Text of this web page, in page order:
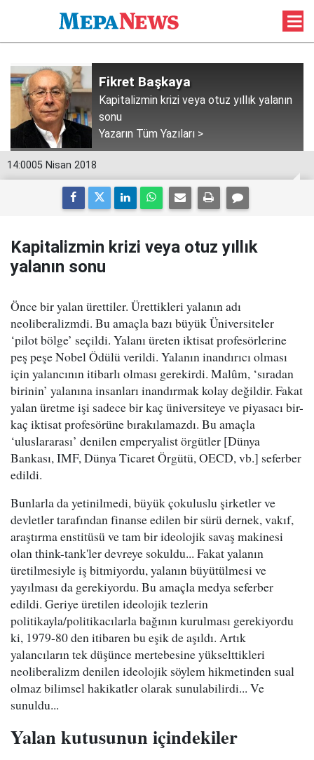
Fikret Başkaya
Kapitalizmin krizi veya otuz yıllık yalanın
sonu
Yazarın Tüm Yazıları >
14:0005 Nisan 2018
Kapitalizmin krizi veya otuz yıllık
yalanın sonu
Önce bir yalan ürettiler. Ürettikleri yalanın adı
neoliberalizmdi. Bu amaçla bazı büyük Üniversiteler
‘pilot bölge’ seçildi. Yalanı üreten iktisat profesörlerine
peş peşe Nobel Ödülü verildi. Yalanın inandırıcı olması
için yalancının itibarlı olması gerekirdi. Malûm, ‘sıradan
birinin’ yalanına insanları inandırmak kolay değildir. Fakat
yalan üretme işi sadece bir kaç üniversiteye ve piyasacı bir-
kaç iktisat profesörüne bırakılamazdı. Bu amaçla
‘uluslararası’ denilen emperyalist örgütler [Dünya
Bankası, IMF, Dünya Ticaret Örgütü, OECD, vb.] seferber
edildi.
Bunlarla da yetinilmedi, büyük çokuluslu şirketler ve
devletler tarafından finanse edilen bir sürü dernek, vakıf,
araştırma enstitüsü ve tam bir ideolojik savaş makinesi
olan think-tank'ler devreye sokuldu... Fakat yalanın
üretilmesiyle iş bitmiyordu, yalanın büyütülmesi ve
yayılması da gerekiyordu. Bu amaçla medya seferber
edildi. Geriye üretilen ideolojik tezlerin
politikayla/politikacılarla bağının kurulması gerekiyordu
ki, 1979-80 den itibaren bu eşik de aşıldı. Artık
yalancıların tek düşünce mertebesine yükselttikleri
neoliberalizm denilen ideolojik söylem hikmetinden sual
olmaz bilimsel hakikatler olarak sunulabilirdi... Ve
sunuldu...
Yalan kutusunun içindekiler